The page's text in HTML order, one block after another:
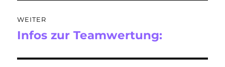
WEITER
Nächster
Infos zur Teamwertung: